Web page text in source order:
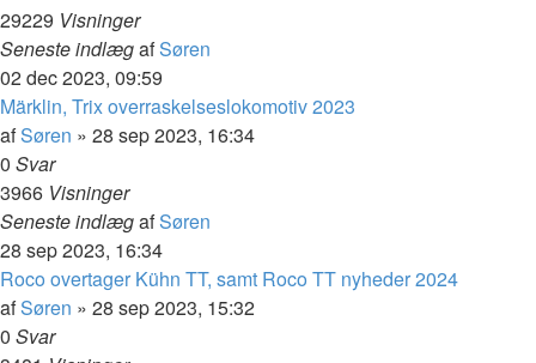
29229 Visninger
Seneste indlægafSøren
02 dec 2023, 09:59
Märklin, Trix overraskelseslokomotiv 2023
afSøren » 28 sep 2023, 16:34
0 Svar
3966 Visninger
Seneste indlægafSøren
28 sep 2023, 16:34
Roco overtager Kühn TT, samt Roco TT nyheder 2024
afSøren » 28 sep 2023, 15:32
0 Svar